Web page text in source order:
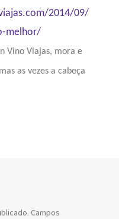
2014/09/
melhor/
Vino Viajas, mora e
as vezes a cabeça
Campos